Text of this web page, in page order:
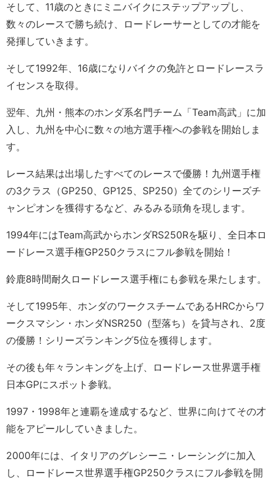
そして、11歳のときにミニバイクにステップアップし、
数々のレースで勝ち続け、ロードレーサーとしての才能を
発揮していきます。
そして1992年、16歳になりバイクの免許とロードレースラ
イセンスを取得。
翌年、九州・熊本のホンダ系名門チーム「Team高武」に加
入し、九州を中心に数々の地方選手権への参戦を開始しま
す。
レース結果は出場したすべてのレースで優勝！九州選手権
の3クラス（GP250、GP125、SP250）全てのシリーズチ
ャンピオンを獲得するなど、みるみる頭角を現します。
1994年にはTeam高武からホンダRS250Rを駆り、全日本ロ
ードレース選手権GP250クラスにフル参戦を開始！
鈴鹿8時間耐久ロードレース選手権にも参戦を果たします。
そして1995年、ホンダのワークスチームであるHRCからワ
ークスマシン・ホンダNSR250（型落ち）を貸与され、2度
の優勝！シリーズランキング5位を獲得します。
その後も年々ランキングを上げ、ロードレース世界選手権
日本GPにスポット参戦。
1997・1998年と連覇を達成するなど、世界に向けてその才
能をアピールしていきました。
2000年には、イタリアのグレシーニ・レーシングに加入
し、ロードレース世界選手権GP250クラスにフル参戦を開